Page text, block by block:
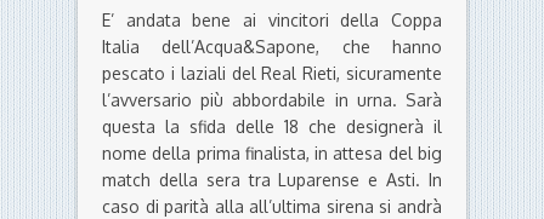
E’ andata bene ai vincitori della Coppa
Italia dell’Acqua&Sapone, che hanno
pescato i laziali del Real Rieti, sicuramente
l’avversario più abbordabile in urna. Sarà
questa la sfida delle 18 che designerà il
nome della prima finalista, in attesa del big
match della sera tra Luparense e Asti. In
caso di parità alla all’ultima sirena si andrà